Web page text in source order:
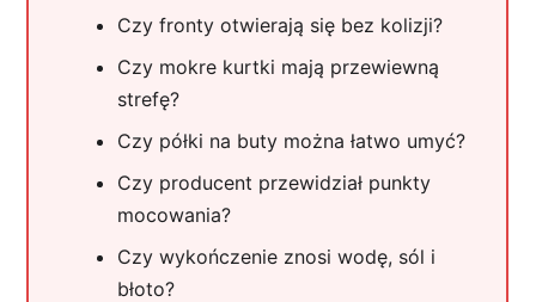
Czy fronty otwierają się bez kolizji?
Czy mokre kurtki mają przewiewną
strefę?
Czy półki na buty można łatwo umyć?
Czy producent przewidział punkty
mocowania?
Czy wykończenie znosi wodę, sól i
błoto?